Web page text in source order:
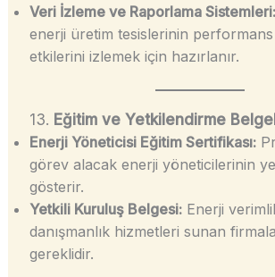
Veri İzleme ve Raporlama Sistemleri:
enerji üretim tesislerinin
etkilerini izlemek için hazırlanır.
13. Eğitim ve Yetkilendirme
Enerji Yöneticisi Eğitim Sertifikası:
görev alacak enerji yöneticilerinin
gösterir.
Yetkili Kuruluş Belgesi:Enerji
danışmanlık hizmetleri sunan
gereklidir.